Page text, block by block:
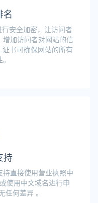
名
安全加密，让访问者
加访问者对网站的信
书可确保网站的所有
持
直接使用营业执照中
使用中文域名进行申
任何差异 。